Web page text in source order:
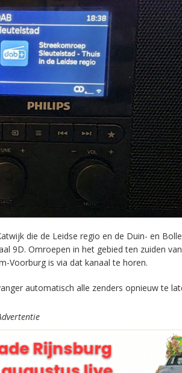
die de Leidse regio en de Duin- en
9D. Omroepen in het gebied ten zuiden
Voorburg is via dat kanaal te horen.
automatisch alle zenders opnieuw te